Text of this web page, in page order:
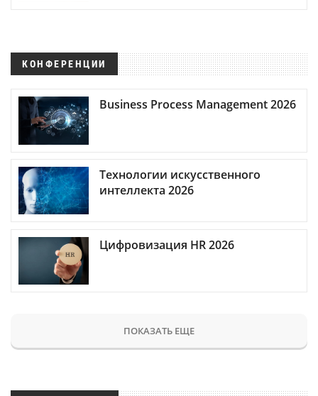
КОНФЕРЕНЦИИ
Business Process Management 2026
Технологии искусственного
интеллекта 2026
Цифровизация HR 2026
ПОКАЗАТЬ ЕЩЕ